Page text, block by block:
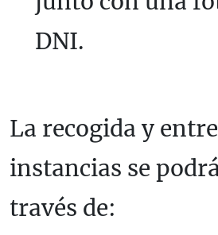
DNI.
La recogida y
instancias se
través de: